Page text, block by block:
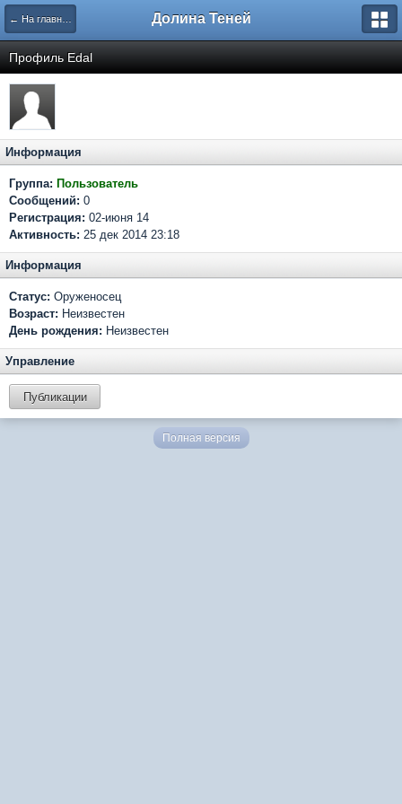
← На главную Долина Теней
Профиль Edal
Информация
Группа: Пользователь
Сообщений: 0
Регистрация: 02-июня 14
Активность: 25 дек 2014 23:18
Информация
Статус: Оруженосец
Возраст: Неизвестен
День рождения: Неизвестен
Управление
Публикации
Полная версия